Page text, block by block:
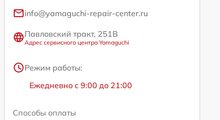
info@yamaguchi-repair-center.ru
Павловский тракт, 251В
Адрес сервисного центра Yamaguchi
Режим работы:
Ежедневно с 9:00 до 21:00
Способы оплаты